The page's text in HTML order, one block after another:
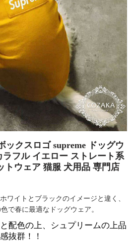
ックスロゴ supreme ドッグウ
フル イエロー ストレート系
トウェア 猫服 犬用品 専門店
ワイトとブラックのイメージと違く、
で春に最適なドッグウェア。
配色の上、シュプリームの上品
感抜群！！